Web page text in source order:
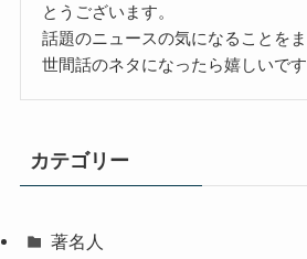
とうございます。
話題のニュースの気になることをま
世間話のネタになったら嬉しいです
カテゴリー
著名人